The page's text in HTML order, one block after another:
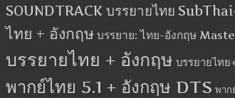
SOUNDTRACK บรรยายไทย
ไทย + อังกฤษ บรรยาย: ไทย-อังกฤษ
บรรยายไทย + อังกฤษ บรรยายไทย
พากย์ไทย 5.1 + อังกฤษ DTS พาก